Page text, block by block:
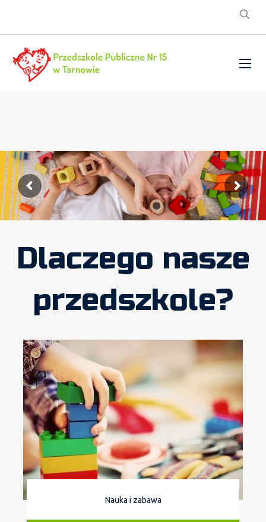
Dlaczego nasze
przedszkole?
Nauka i zabawa